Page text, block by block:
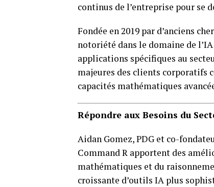
continus de l’entreprise pour se
Fondée en 2019 par d’anciens
notoriété dans le domaine de
applications spécifiques au
majeures des clients corporatifs
capacités mathématiques
Répondre aux Besoins du
Aidan Gomez, PDG et co-
Command R apportent des
mathématiques et du
croissante d’outils IA plus